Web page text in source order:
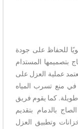
للحفاظ على جودة
بتصميمها المستدام
عملية العزل على
في منع تسرب المياه
كما يقوم فريق
بالدمام بتقديم
وتطبيق العزل